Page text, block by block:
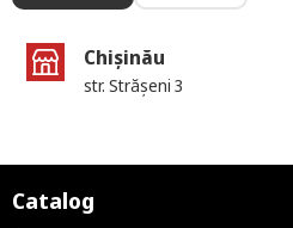
Chișinău
str. Strășeni 3
Catalog